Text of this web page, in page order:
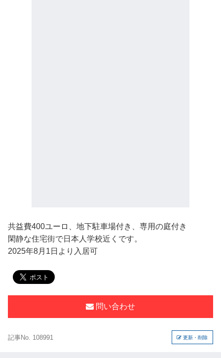
共益費400ユーロ、地下駐車場付き、専用の庭付き
閑静な住宅街で日本人学校近くです。
2025年8月1日より入居可
問い合わせ
記事No. 108991 更新・削除